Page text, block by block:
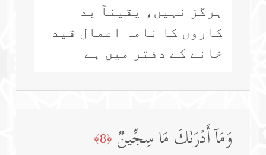
ہرگز نہیں، یقیناً بد
کاروں کا نامہ اعمال قید
خانے کے دفتر میں ہے
وَمَاۤ أَدۡرَىٰكَ مَا سِجِّینࣱ ﴿8﴾